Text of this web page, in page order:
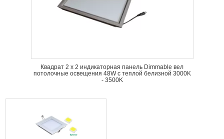
Квадрат 2 x 2 индикаторная панель Dimmable вел
потолочные освещения 48W с теплой белизной 3000K
- 3500K